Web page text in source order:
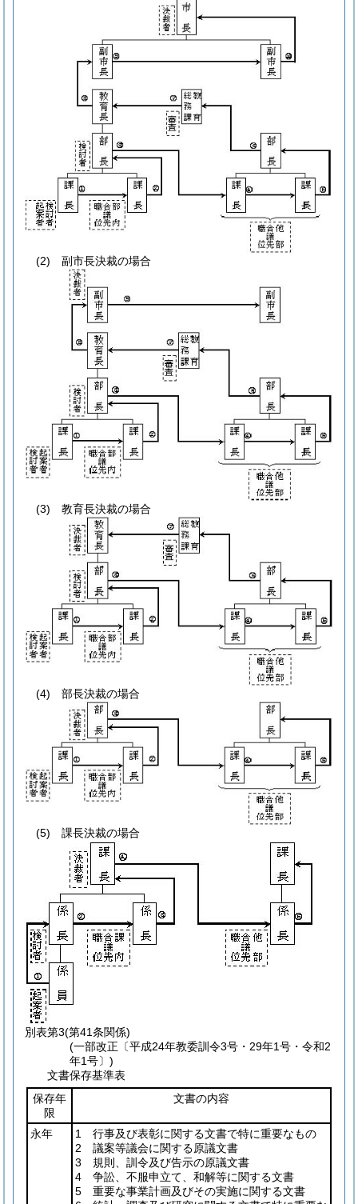
(2) 副市長決裁の場合
(3) 教育長決裁の場合
(4) 部長決裁の場合
(5) 課長決裁の場合
別表第3(第41条関係)
(一部改正〔平成24年教委訓令3号・29年1号・令和2
年1号〕)
文書保存基準表
保存年
限
文書の内容
永年
1 行事及び表彰に関する文書で特に重要なもの
2 議案等議会に関する原議文書
3 規則、訓令及び告示の原議文書
4 争訟、不服申立て、和解等に関する文書
5 重要な事業計画及びその実施に関する文書